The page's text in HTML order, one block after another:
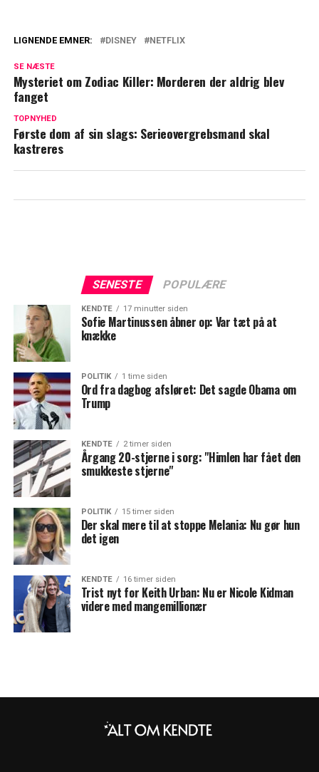
dokumentaren om Chris Watts
LIGNENDE EMNER: DISNEY NETFLIX
SE NÆSTE
Mysteriet om Zodiac Killer: Morderen der aldrig blev
fanget
TOPNYHED
Første dom af sin slags: Serieovergrebsmand skal
kastreres
SENESTE POPULÆRE
KENDTE 17 minutter siden
Sofie Martinussen åbner op: Var tæt på at
knække
POLITIK 1 time siden
Ord fra dagbog afsløret: Det sagde Obama om
Trump
KENDTE 2 timer siden
Årgang 20-stjerne i sorg: "Himlen har fået den
smukkeste stjerne"
POLITIK 15 timer siden
Der skal mere til at stoppe Melania: Nu gør hun
det igen
KENDTE 16 timer siden
Trist nyt for Keith Urban: Nu er Nicole Kidman
videre med mangemillionær